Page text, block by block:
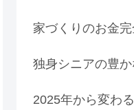
家づくりのお金
独身シニアの豊
2025年から変わ